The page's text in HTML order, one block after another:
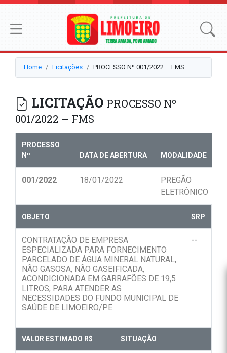
Home Licitações PROCESSO Nº 001/2022 – FMS
LICITAÇÃO PROCESSO Nº
001/2022 – FMS
PROCESSO
Nº
DATA DE ABERTURA MODALIDADE
001/2022 18/01/2022
PREGÃO
ELETRÔNICO
OBJETO SRP
CONTRATAÇÃO DE EMPRESA
ESPECIALIZADA PARA FORNECIMENTO
PARCELADO DE ÁGUA MINERAL NATURAL,
NÃO GASOSA, NÃO GASEIFICADA,
ACONDICIONADA EM GARRAFÕES DE 19,5
LITROS, PARA ATENDER AS
NECESSIDADES DO FUNDO MUNICIPAL DE
SAÚDE DE LIMOEIRO/PE.
--
VALOR ESTIMADO R$ SITUAÇÃO